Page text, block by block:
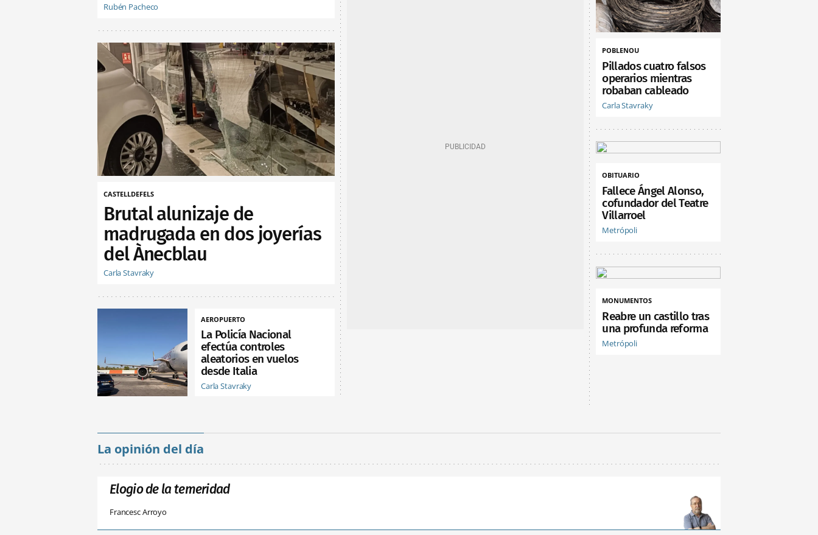
Rubén Pacheco
CASTELLDEFELS
Brutal alunizaje de
madrugada en dos joyerías
del Ànecblau
Carla Stavraky
AEROPUERTO
La Policía Nacional
efectúa controles
aleatorios en vuelos
desde Italia
Carla Stavraky
POBLENOU
Pillados cuatro falsos
operarios mientras
robaban cableado
Carla Stavraky
OBITUARIO
Fallece Ángel Alonso,
cofundador del Teatre
Villarroel
Metrópoli
MONUMENTOS
Reabre un castillo tras
una profunda reforma
Metrópoli
La opinión del día
Elogio de la temeridad
Francesc Arroyo